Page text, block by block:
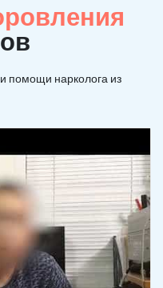
помощи нарколога из